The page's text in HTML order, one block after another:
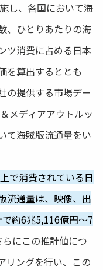
し、各国において海
、ひとりあたりの海
ツ消費に占める日本
を算出するととも
の提供する市場デー
メディアアウトルッ
て海賊版流通量をい
で消費されている日
流通量は、映像、出
約6兆5,116億円～7
にこの推計値につ
リングを行い、この